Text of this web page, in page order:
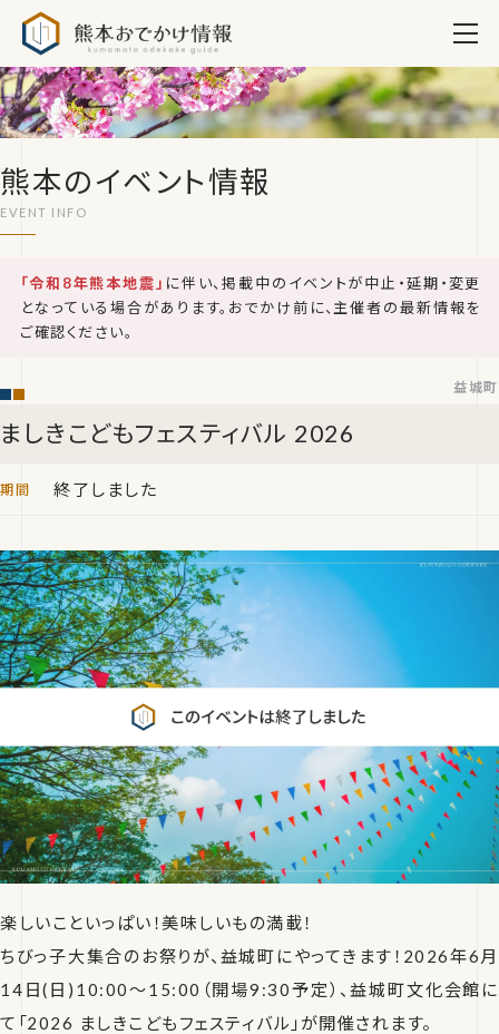
熊本のイベント情報
「令和8年熊本地震」 に伴い、掲載中のイベントが中止・延期・変更
となっている場合があります。おでかけ前に、主催者の最新情報を
ご確認ください。
ましきこどもフェスティバル 2026
益城町
終了しました
楽しいこといっぱい！美味しいもの満載！
ちびっ子大集合のお祭りが、益城町にやってきます！2026年6月
14日(日)10:00〜15:00（開場9:30予定）、益城町文化会館に
て「2026 ましきこどもフェスティバル」が開催されます。